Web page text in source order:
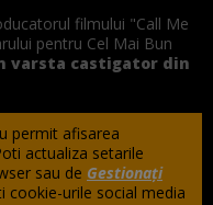
filmului "Call Me
pentru Cel Mai Bun
varsta castigator din
permit afisarea
actualiza setarile
sau de Gestionați
cookie-urile social media